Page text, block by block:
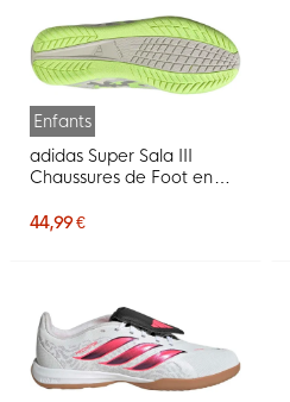
Enfants
adidas Super Sala III
Chaussures de Foot en
Clair Vert Clair Lime
44,99 €